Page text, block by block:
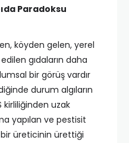
Paradoksu
köyden gelen, yerel
gıdaların daha
bir görüş vardır
durum algıların
kirliliğinden uzak
yapılan ve pestisit
bir üreticinin ürettiği